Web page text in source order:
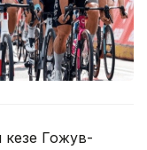
Гожув-